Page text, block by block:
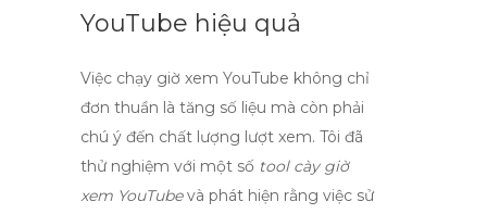
YouTube hiệu quả
Việc chạy giờ xem YouTube không chỉ
đơn thuần là tăng số liệu mà còn phải
chú ý đến chất lượng lượt xem. Tôi đã
thử nghiệm với một số tool cày giờ
xem YouTubevà phát hiện rằng việc sử